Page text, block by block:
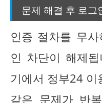
문제 해결 후 로그
인증 절차를 무
인 차단이 해제
기에서 정부24 이
같은 문제가 반